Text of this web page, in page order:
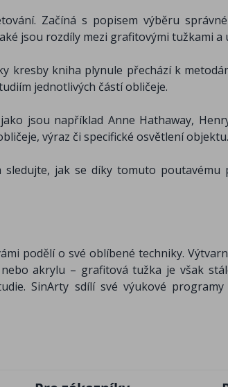
Začíná s popisem výběru
jsou rozdíly mezi grafitovými tužkami a
kresby kniha plynule přechází k
jednotlivých částí obličeje.
jsou například Anne Hathaway,
výraz či specifické osvětlení objektu.
jak se díky tomuto poutavému
podělí o své oblíbené techniky.
akrylu – grafitová tužka je však
SinArty sdílí své výukové